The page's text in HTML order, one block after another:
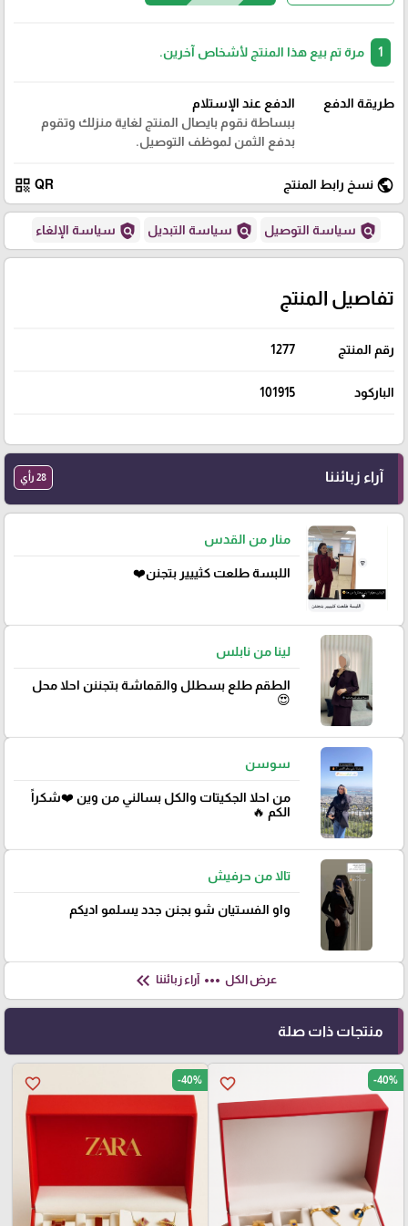
مرة تم بيع هذا المنتج لأشخاص آخرين.
طريقة الدفع
الدفع عند الإستلام
ببساطة نقوم بايصال المنتج لغاية منزلك وتقوم
بدفع الثمن لموظف التوصيل.
public نسخ رابط المنتج QR
qr_code
policy سياسة التوصيل policy سياسة التبديل policy سياسة الإلغاء
تفاصيل المنتج
رقم المنتج 1277
الباركود 101915
آراء زبائننا 28 رأي
منار من القدس
اللبسة طلعت كثييير بتجنن❤️
لينا من نابلس
الطقم طلع بسطلل والقماشة بتجننن احلا محل
😍
سوسن
من احلا الجكيتات والكل بسالني من وين ❤️شكراً
الكم 🔥
تالا من حرفيش
واو الفستيان شو بجنن جدد يسلمو اديكم
عرض الكل more_horiz آراء زبائننا keyboard_double_arrow_left
منتجات ذات صلة
favorite_border -40%
favorite_border -40%